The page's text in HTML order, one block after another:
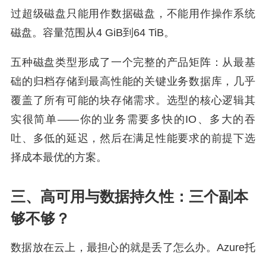
过超级磁盘只能用作数据磁盘，不能用作操作系统
磁盘。容量范围从4 GiB到64 TiB。
五种磁盘类型形成了一个完整的产品矩阵：从最基
础的归档存储到最高性能的关键业务数据库，几乎
覆盖了所有可能的块存储需求。选型的核心逻辑其
实很简单——你的业务需要多快的IO、多大的吞
吐、多低的延迟，然后在满足性能要求的前提下选
择成本最优的方案。
三、高可用与数据持久性：三个副本
够不够？
数据放在云上，最担心的就是丢了怎么办。Azure托